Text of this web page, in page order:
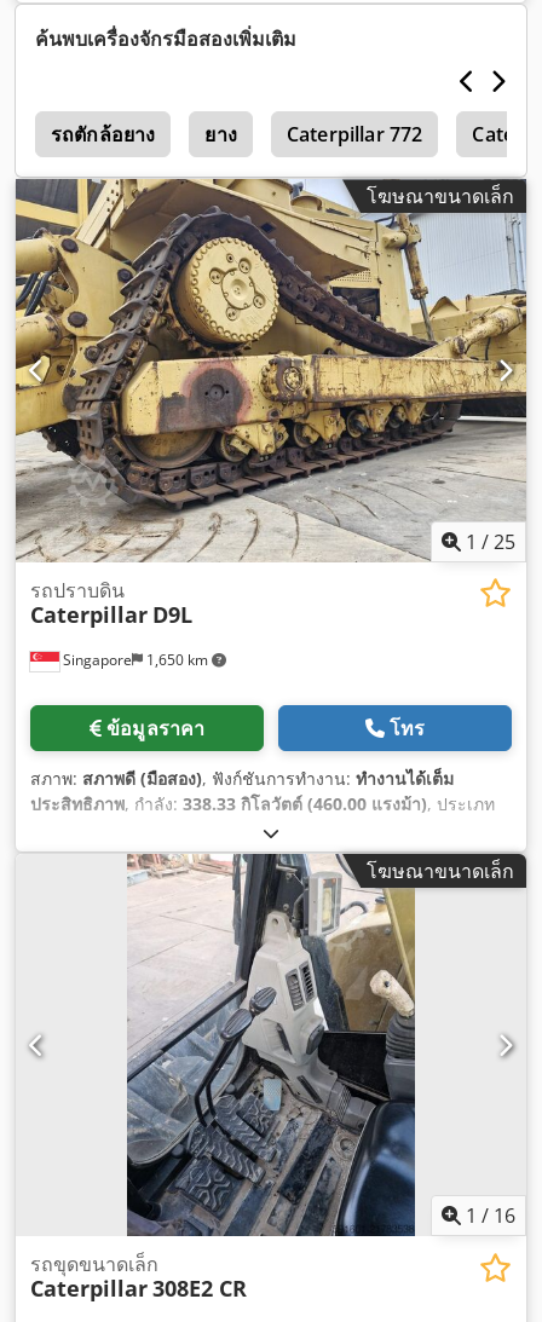
เครื่องจักร/ยานพาหนะ:8CJ01246, อุปกรณ์:ห้องโดยสาร,
ค้นพบเครื่องจักรมือสองเพิ่มเติม
รถตักล้อยาง ยาง Caterpillar 772
โฆษณาขนาดเล็ก
1 /25
Singapore 1,650 km
รถปราบดิน
Caterpillar D9L
ข้อมูลราคา โทร
สภาพ: สภาพดี (มือสอง), ฟังก์ชันการทำงาน: ทำงานได้เต็ม
ประสิทธิภาพ, กำลัง: 338.33 กิโลวัตต์ (460.00 แรงม้า), ประเภท
, จำนวนที่นั่ง:
7,148 h, หมายเลขเครื่องจักร/ยานพาหนะ:14Y02161, อุปกรณ์:
ห้องโดยสาร, ไฮดรอลิก, โฆษณาขนาดเล็ก
1 / 16
รถขุดขนาดเล็ก
Caterpillar308E2 CR